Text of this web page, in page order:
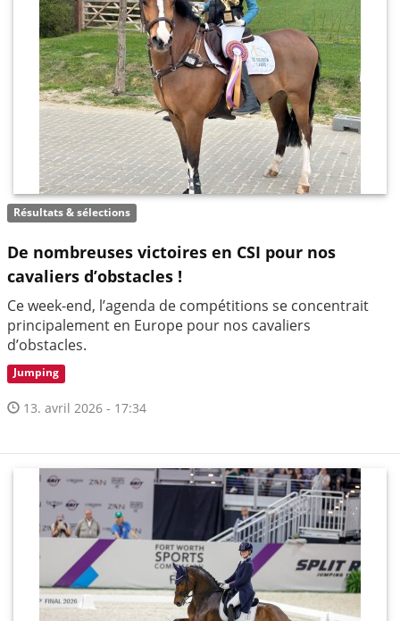
Résultats & sélections
De nombreuses victoires en CSI pour nos
cavaliers d’obstacles !
Ce week-end, l’agenda de compétitions se concentrait
principalement en Europe pour nos cavaliers
d’obstacles.
Jumping
13. avril 2026 - 17:34